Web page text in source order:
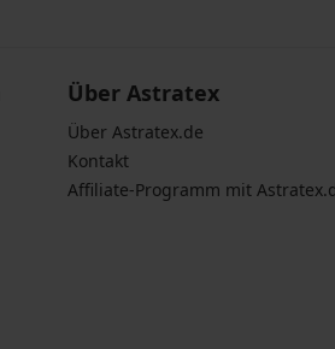
Über Astratex
Über Astratex.de
Kontakt
Affiliate-Programm mit